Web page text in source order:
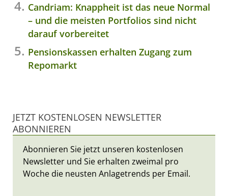
Candriam: Knappheit ist das neue Normal
– und die meisten Portfolios sind nicht
darauf vorbereitet
Pensionskassen erhalten Zugang zum
Repomarkt
JETZT KOSTENLOSEN NEWSLETTER
ABONNIEREN
Abonnieren Sie jetzt unseren kostenlosen
Newsletter und Sie erhalten zweimal pro
Woche die neusten Anlagetrends per Email.